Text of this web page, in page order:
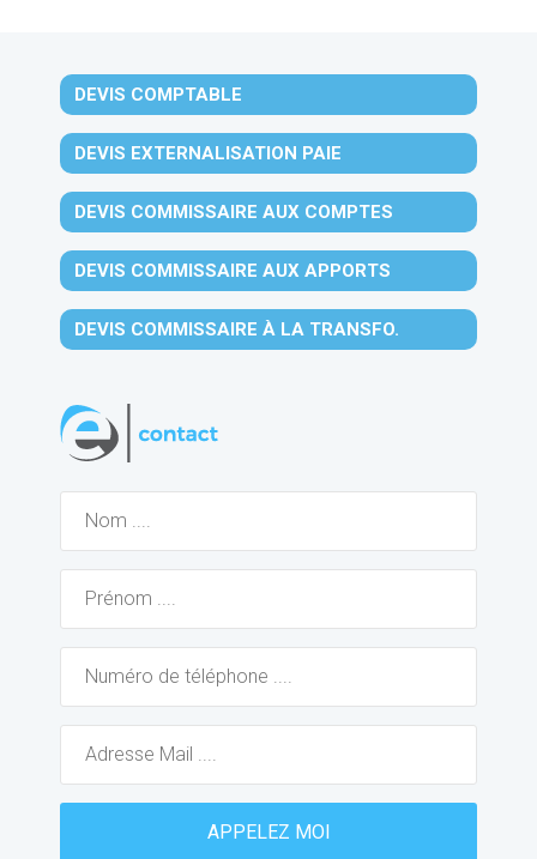
DEVIS COMPTABLE
DEVIS EXTERNALISATION PAIE
DEVIS COMMISSAIRE AUX COMPTES
DEVIS COMMISSAIRE AUX APPORTS
DEVIS COMMISSAIRE À LA TRANSFO.